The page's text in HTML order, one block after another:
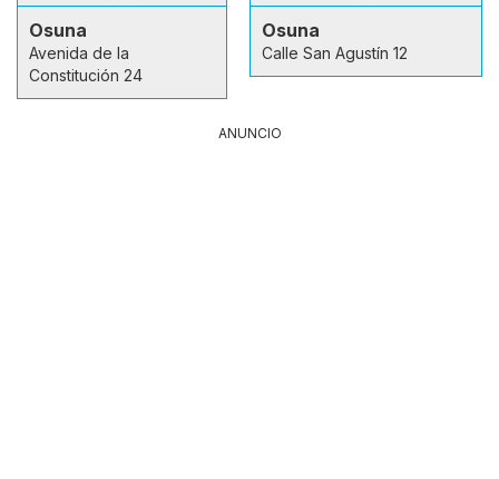
Osuna
Avenida de la
Constitución 24
Osuna
Calle San Agustín 12
ANUNCIO